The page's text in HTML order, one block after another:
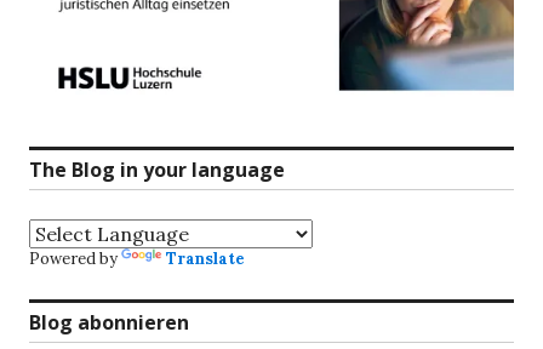
The Blog in your language
Powered by Translate
Blog abonnieren